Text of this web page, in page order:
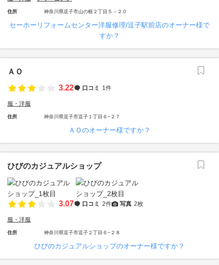
住所 神奈川県逗子市山の根２丁目５－２０
セーホーリフォームセンター洋服修理/逗子駅前店のオーナー様で
すか？
ＡＯ
3.22
口コミ 1件
服・洋服
住所 神奈川県逗子市逗子１丁目６−２７
ＡＯのオーナー様ですか？
ひびのカジュアルショップ
3.07 口コミ 2件 写真 2枚
服・洋服
住所 神奈川県逗子市逗子２丁目６−２８
ひびのカジュアルショップのオーナー様ですか？